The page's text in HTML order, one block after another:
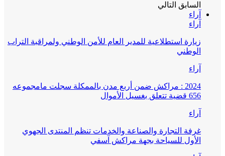
السابق التالي
آراء
آراء
زيارة استطلاعية للمدير العام للأمن الوطني ولمراقبة التراب
الوطني
آراء
2024 : مراكش ضمن أربع مدن بالممكلة سجلت مامجموعه
656 قضية تتعلق بغسيل الأموال
آراء
غرفة التجارة والصناعة والخدمات تنظم المنتدى الجهوي
الأول للسياحة بجهة مراكش آسفي